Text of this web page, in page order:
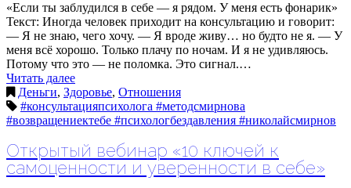
«Если ты заблудился в себе — я рядом. У меня есть фонарик»
Текст: Иногда человек приходит на консультацию и говорит:
— Я не знаю, чего хочу. — Я вроде живу… но будто не я. — У
меня всё хорошо. Только плачу по ночам. И я не удивляюсь.
Потому что это — не поломка. Это сигнал.…
Читать далее
Деньги, Здоровье, Отношения
#консультацияпсихолога #методсмирнова
#возвращениектебе #психологбездавления #николайсмирнов
Открытый вебинар «10 ключей к
самоценности и уверенности в себе»